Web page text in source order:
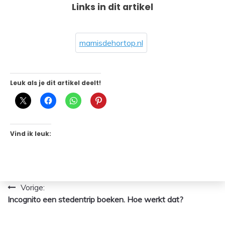
Links in dit artikel
mamisdehortop.nl
Leuk als je dit artikel deelt!
Vind ik leuk:
Bericht
navigatie
Vorige:
Incognito een stedentrip boeken. Hoe werkt dat?